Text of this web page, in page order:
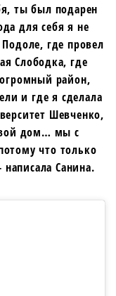
ты был подарен
для себя я не
где провел
Слободка, где
район,
и где я сделала
Шевченко,
дом… мы с
что только
Санина.